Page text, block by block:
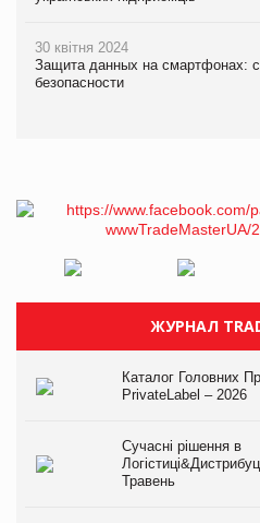
30 квітня 2024
Защита данных на смартфонах:
безопасности
ЖУРНАЛ
Каталог Головних
PrivateLabel – 2026
Сучасні рішення в
Травень